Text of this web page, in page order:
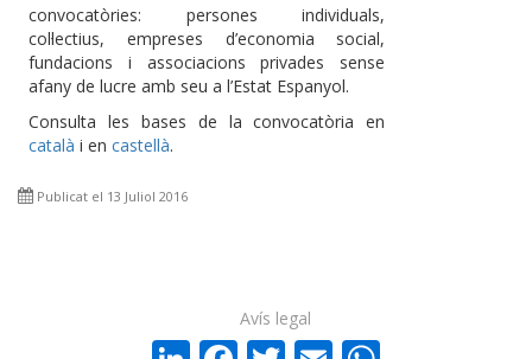
convocatòries: persones individuals,
col·lectius, empreses d’economia social,
fundacions i associacions privades sense
afany de lucre amb seu a l’Estat Espanyol.
Consulta les bases de la convocatòria en
català i en castellà.
Publicat el 13 Juliol 2016
Avís legal